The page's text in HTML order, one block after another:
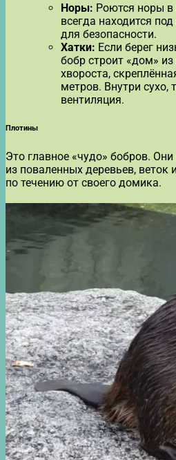
Норы: Роются норы в
всегда находится
для безопасности.
Хатки: Если берег
бобр строит «дом»
хвороста,
метров. Внутри сухо,
вентиляция.
Плотины
Это главное «чудо» бобров.
из поваленных деревьев, веток
по течению от своего домика.